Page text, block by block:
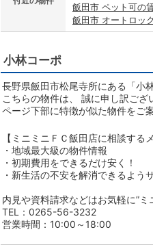
飯田市 ペット可の
飯田市 オートロッ
小林コーポ
長野県飯田市松尾寺所にある「小
こちらの物件は、 誠に申し訳ござ
ページ下部に特徴が似た物件をご
【ミニミニＦＣ飯田店に相談する
・地域最大級の物件情報
・初期費用をできるだけ安く！
・新生活の不安を解消できるよう
内見や資料請求などはお気軽に”ミ
TEL：0265-56-3232
営業時間：10:00～18:00